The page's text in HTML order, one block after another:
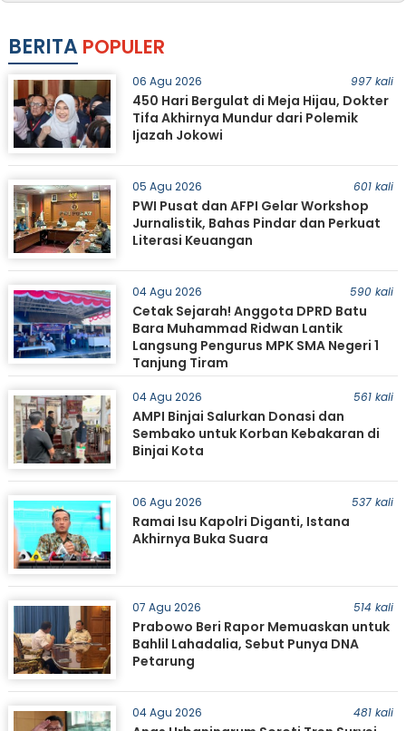
BERITA POPULER
06 Agu 2026 997 kali
450 Hari Bergulat di Meja Hijau, Dokter
Tifa Akhirnya Mundur dari Polemik
Ijazah Jokowi
05 Agu 2026 601 kali
PWI Pusat dan AFPI Gelar Workshop
Jurnalistik, Bahas Pindar dan Perkuat
Literasi Keuangan
04 Agu 2026 590 kali
Cetak Sejarah! Anggota DPRD Batu
Bara Muhammad Ridwan Lantik
Langsung Pengurus MPK SMA Negeri 1
Tanjung Tiram
04 Agu 2026 561 kali
AMPI Binjai Salurkan Donasi dan
Sembako untuk Korban Kebakaran di
Binjai Kota
06 Agu 2026 537 kali
Ramai Isu Kapolri Diganti, Istana
Akhirnya Buka Suara
07 Agu 2026 514 kali
Prabowo Beri Rapor Memuaskan untuk
Bahlil Lahadalia, Sebut Punya DNA
Petarung
04 Agu 2026 481 kali